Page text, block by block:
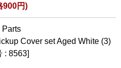
900円)
Parts
Cover set Aged White (3)
: 8563]